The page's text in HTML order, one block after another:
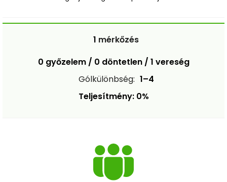
1 mérkőzés
0 győzelem / 0 döntetlen / 1 vereség
Gólkülönbség: 1–4
Teljesítmény: 0%